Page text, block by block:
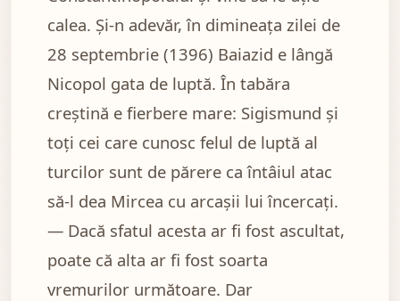
calea. Și-n adevăr, în dimineața zilei de
28 septembrie (1396) Baiazid e lângă
Nicopol gata de luptă. În tabăra
creștină e fierbere mare: Sigismund și
toți cei care cunosc felul de luptă al
turcilor sunt de părere ca întâiul atac
să-l dea Mircea cu arcașii lui încercați.
— Dacă sfatul acesta ar fi fost ascultat,
poate că alta ar fi fost soarta
vremurilor următoare. Dar